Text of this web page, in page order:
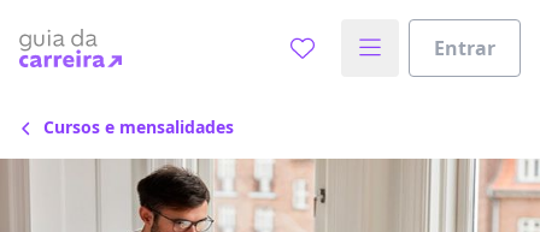
Entrar
Cursos e mensalidades
Escolha de unidade
Distâncias calculadas à partir de São Paulo, SP.
Escolher unidade